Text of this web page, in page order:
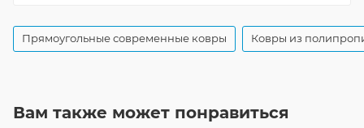
Прямоугольные современные ковры Ковры из
Вам также может понравиться